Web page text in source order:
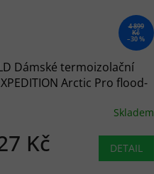
4 899
Kč
–30 %
Dámské termoizolační
Arctic Pro flood-
Skladem
Kč DETAIL